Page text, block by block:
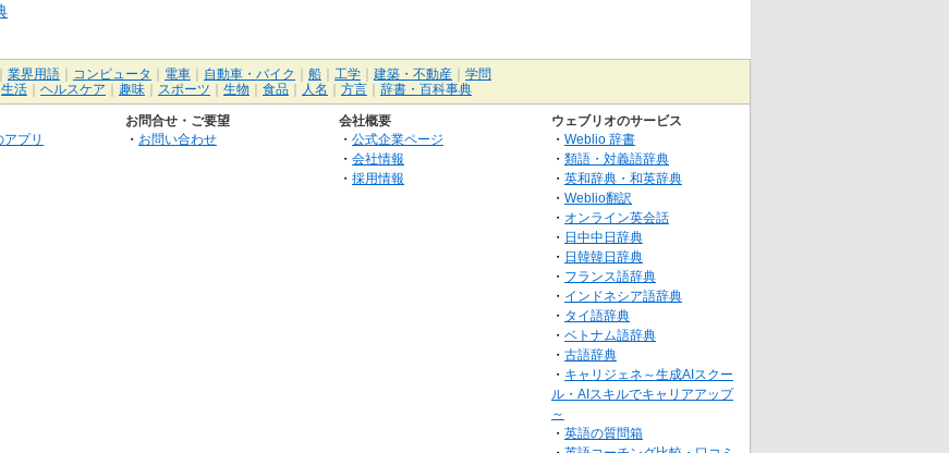
業界用語 コンピュータ 電車 自動車・バイク 船 工学 建築・不動産
学問
生活 ヘルスケア 趣味 スポーツ 生物 食品 人名 方言 辞書・百科事典
プリ
お問合せ・ご要望
・ お問い合わせ
会社概要
・ 公式企業ページ
・ 会社情報
・ 採用情報
ウェブリオのサービス
・ Weblio 辞書
・ 類語・対義語辞典
・ 英和辞典・和英辞典
・ Weblio翻訳
・ オンライン英会話
・ 日中中日辞典
・ 日韓韓日辞典
・ フランス語辞典
・ インドネシア語辞典
・ タイ語辞典
・ ベトナム語辞典
・ 古語辞典
・ キャリジェネ～生成AIスクー
ル・AIスキルでキャリアアップ
～
・ 英語の質問箱